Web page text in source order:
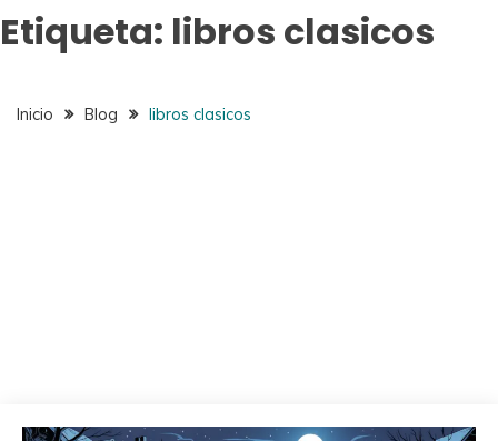
Etiqueta: libros clasicos
Inicio Blog libros clasicos